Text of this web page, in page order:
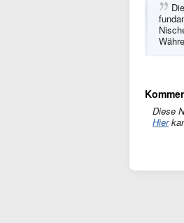
Diese
Hier